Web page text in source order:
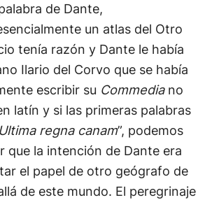
de Dante,
un atlas del Otro
tenía razón y Dante le había
Ilario del Corvo que se había
escribir su Commediano
latín y si las primeras palabras
regna canam”, podemos
que la intención de Dante era
el papel de otro geógrafo de
de este mundo. El peregrinaje